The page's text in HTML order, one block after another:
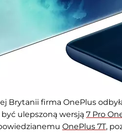
Brytanii firma OnePlus
ulepszoną wersją 7 Pro
OnePlus 7T,